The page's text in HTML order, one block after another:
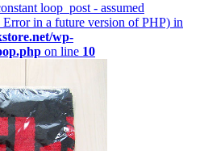
loop_post - assumed
in a future version of PHP) in
wp-
on line 10